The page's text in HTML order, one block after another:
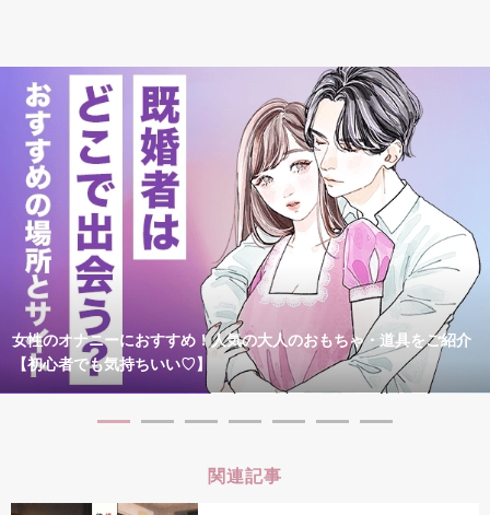
女性のオナニーにおすすめ！人気の大人のおもちゃ・道具をご紹介
【初心者でも気持ちいい♡】
関連記事